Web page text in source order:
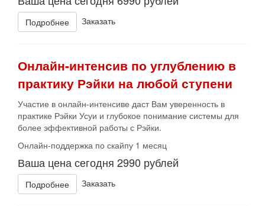
Подробнее Заказать
Онлайн-интенсив по углублению в
практику Рэйки на любой ступени
Участие в онлайн-интенсиве даст Вам уверенность в
практике Рэйки Усуи и глубокое понимание системы для
более эффективной работы с Рэйки.
Онлайн-поддержка по скайпу 1 месяц
Ваша цена сегодня 2990 рублей
Подробнее Заказать